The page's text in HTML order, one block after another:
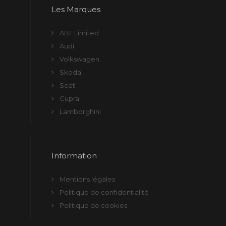
Les Marques
ABT Limited
Audi
Volkswagen
Skoda
Seat
Cupra
Lamborghini
Information
Mentions légales
Politique de confidentialité
Politique de cookies